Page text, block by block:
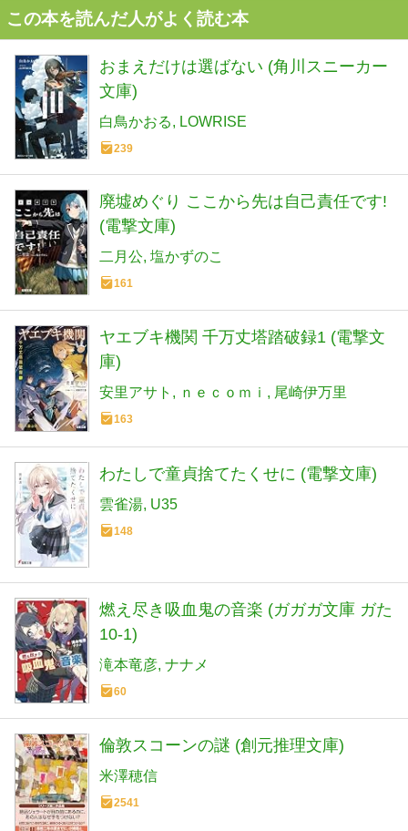
この本を読んだ人がよく読む本
おまえだけは選ばない (角川スニーカー
文庫)
白鳥かおる LOWRISE
239
廃墟めぐり ここから先は自己責任です!
(電撃文庫)
二月公 塩かずのこ
161
ヤエブキ機関 千万丈塔踏破録1 (電撃文
庫)
安里アサト ｎｅｃｏｍｉ 尾崎伊万里
163
わたしで童貞捨てたくせに (電撃文庫)
雲雀湯 U35
148
燃え尽き吸血鬼の音楽 (ガガガ文庫 ガた
10-1)
滝本竜彦 ナナメ
60
倫敦スコーンの謎 (創元推理文庫)
米澤穂信
2541